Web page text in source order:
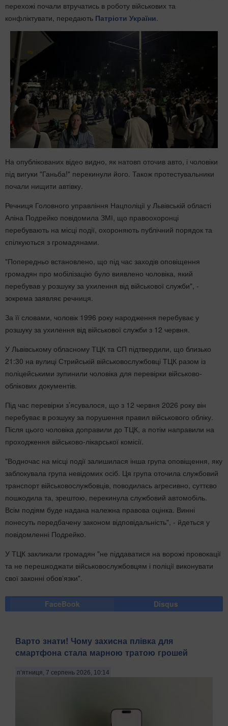
перехожі почали втручатись в роботу військових та
конфліктувати, передають Патріоти України.
На опублікованих відео видно, як натовп оточив авто, і чоловіки
під вигуки "Ганьба!" перекинули його. Також протестувальники
почали нищити автівку.
Речниця Головного управління Нацполіції у Львівській області
Аліна Подрейко повідомила ЗМІ, що правоохоронці
перебувають на місці події, охороняють публічний порядок та
спілкуються з громадянами.
"Попередньо встановлено, що під час заходів оповіщення
громадян про мобілізацію було виявлено чоловіка, який
перебував у розшуку за ухилення від військової служби", -
зокрема заявляє речниця.
За її словами, чоловік 1996 року народження перебуває у
розшуку за ухилення від військової служби з 12 червня.
У Львівському обласному ТЦК та СП підтвердили, що близько
21:30 на вулиці Стрийській військовослужбовці ТЦК разом із
поліцейськими зупинили чоловіка для перевірки військово-
облікових документів.
Під час перевірки з’ясувалося, що з 12 червня 2026 року він
перебуває в розшуку за порушення правил військового обліку.
Після цього чоловіка доправили до ТЦК, а потім направили на
проходження військово-лікарської комісії.
"Водночас на місці події залишилася інша група оповіщення, яку
заблокувала група невідомих осіб. Ця група оточила службовий
транспорт військовослужбовців, поводилась агресивно, суттєво
пошкодила та, зрештою, перекинула службовий автомобіль.
Всім подіям буде надана належна правова оцінка. Винні
понесуть передбачену законом відповідальність", - йдеться у
повідомленні Подрейко.
У ТЦК закликали громадян "не піддаватися на ворожі провокації
та не перешкоджати військовослужбовцям і поліції виконувати
свої законні обовʼязки".
FaceBook Disqus
Варто знати! Чому захисна плівка для
смартфона стала марною тратою грошей
п’ятниця, 7 серпень 2026, 10:14